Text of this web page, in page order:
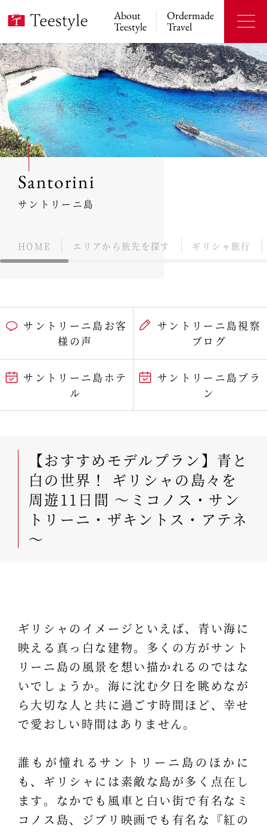
About
Teestyle
Ordermade
Travel
Santorini
サントリーニ島
HOME エリアから旅先を探す ギリシャ旅行
サントリーニ島お客
様の声
サントリーニ島視察
ブログ
サントリーニ島ホテ
ル
サントリーニ島プラ
ン
【おすすめモデルプラン】青と
白の世界！ ギリシャの島々を
周遊11日間 ～ミコノス・サン
トリーニ・ザキントス・アテネ
～
ギリシャのイメージといえば、青い海に
映える真っ白な建物。多くの方がサント
リーニ島の風景を想い描かれるのではな
いでしょうか。海に沈む夕日を眺めなが
ら大切な人と共に過ごす時間ほど、幸せ
で愛おしい時間はありません。
誰もが憧れるサントリーニ島のほかに
も、ギリシャには素敵な島が多く点在し
ます。なかでも風車と白い街で有名なミ
コノス島、ジブリ映画でも有名な『紅の